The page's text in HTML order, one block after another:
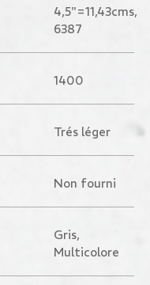
4,5"=11,43cms,
6387
1400
Trés léger
Non fourni
Gris,
Multicolore